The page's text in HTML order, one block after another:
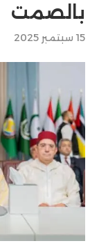
بالصمت
15 سبتمبر 2025